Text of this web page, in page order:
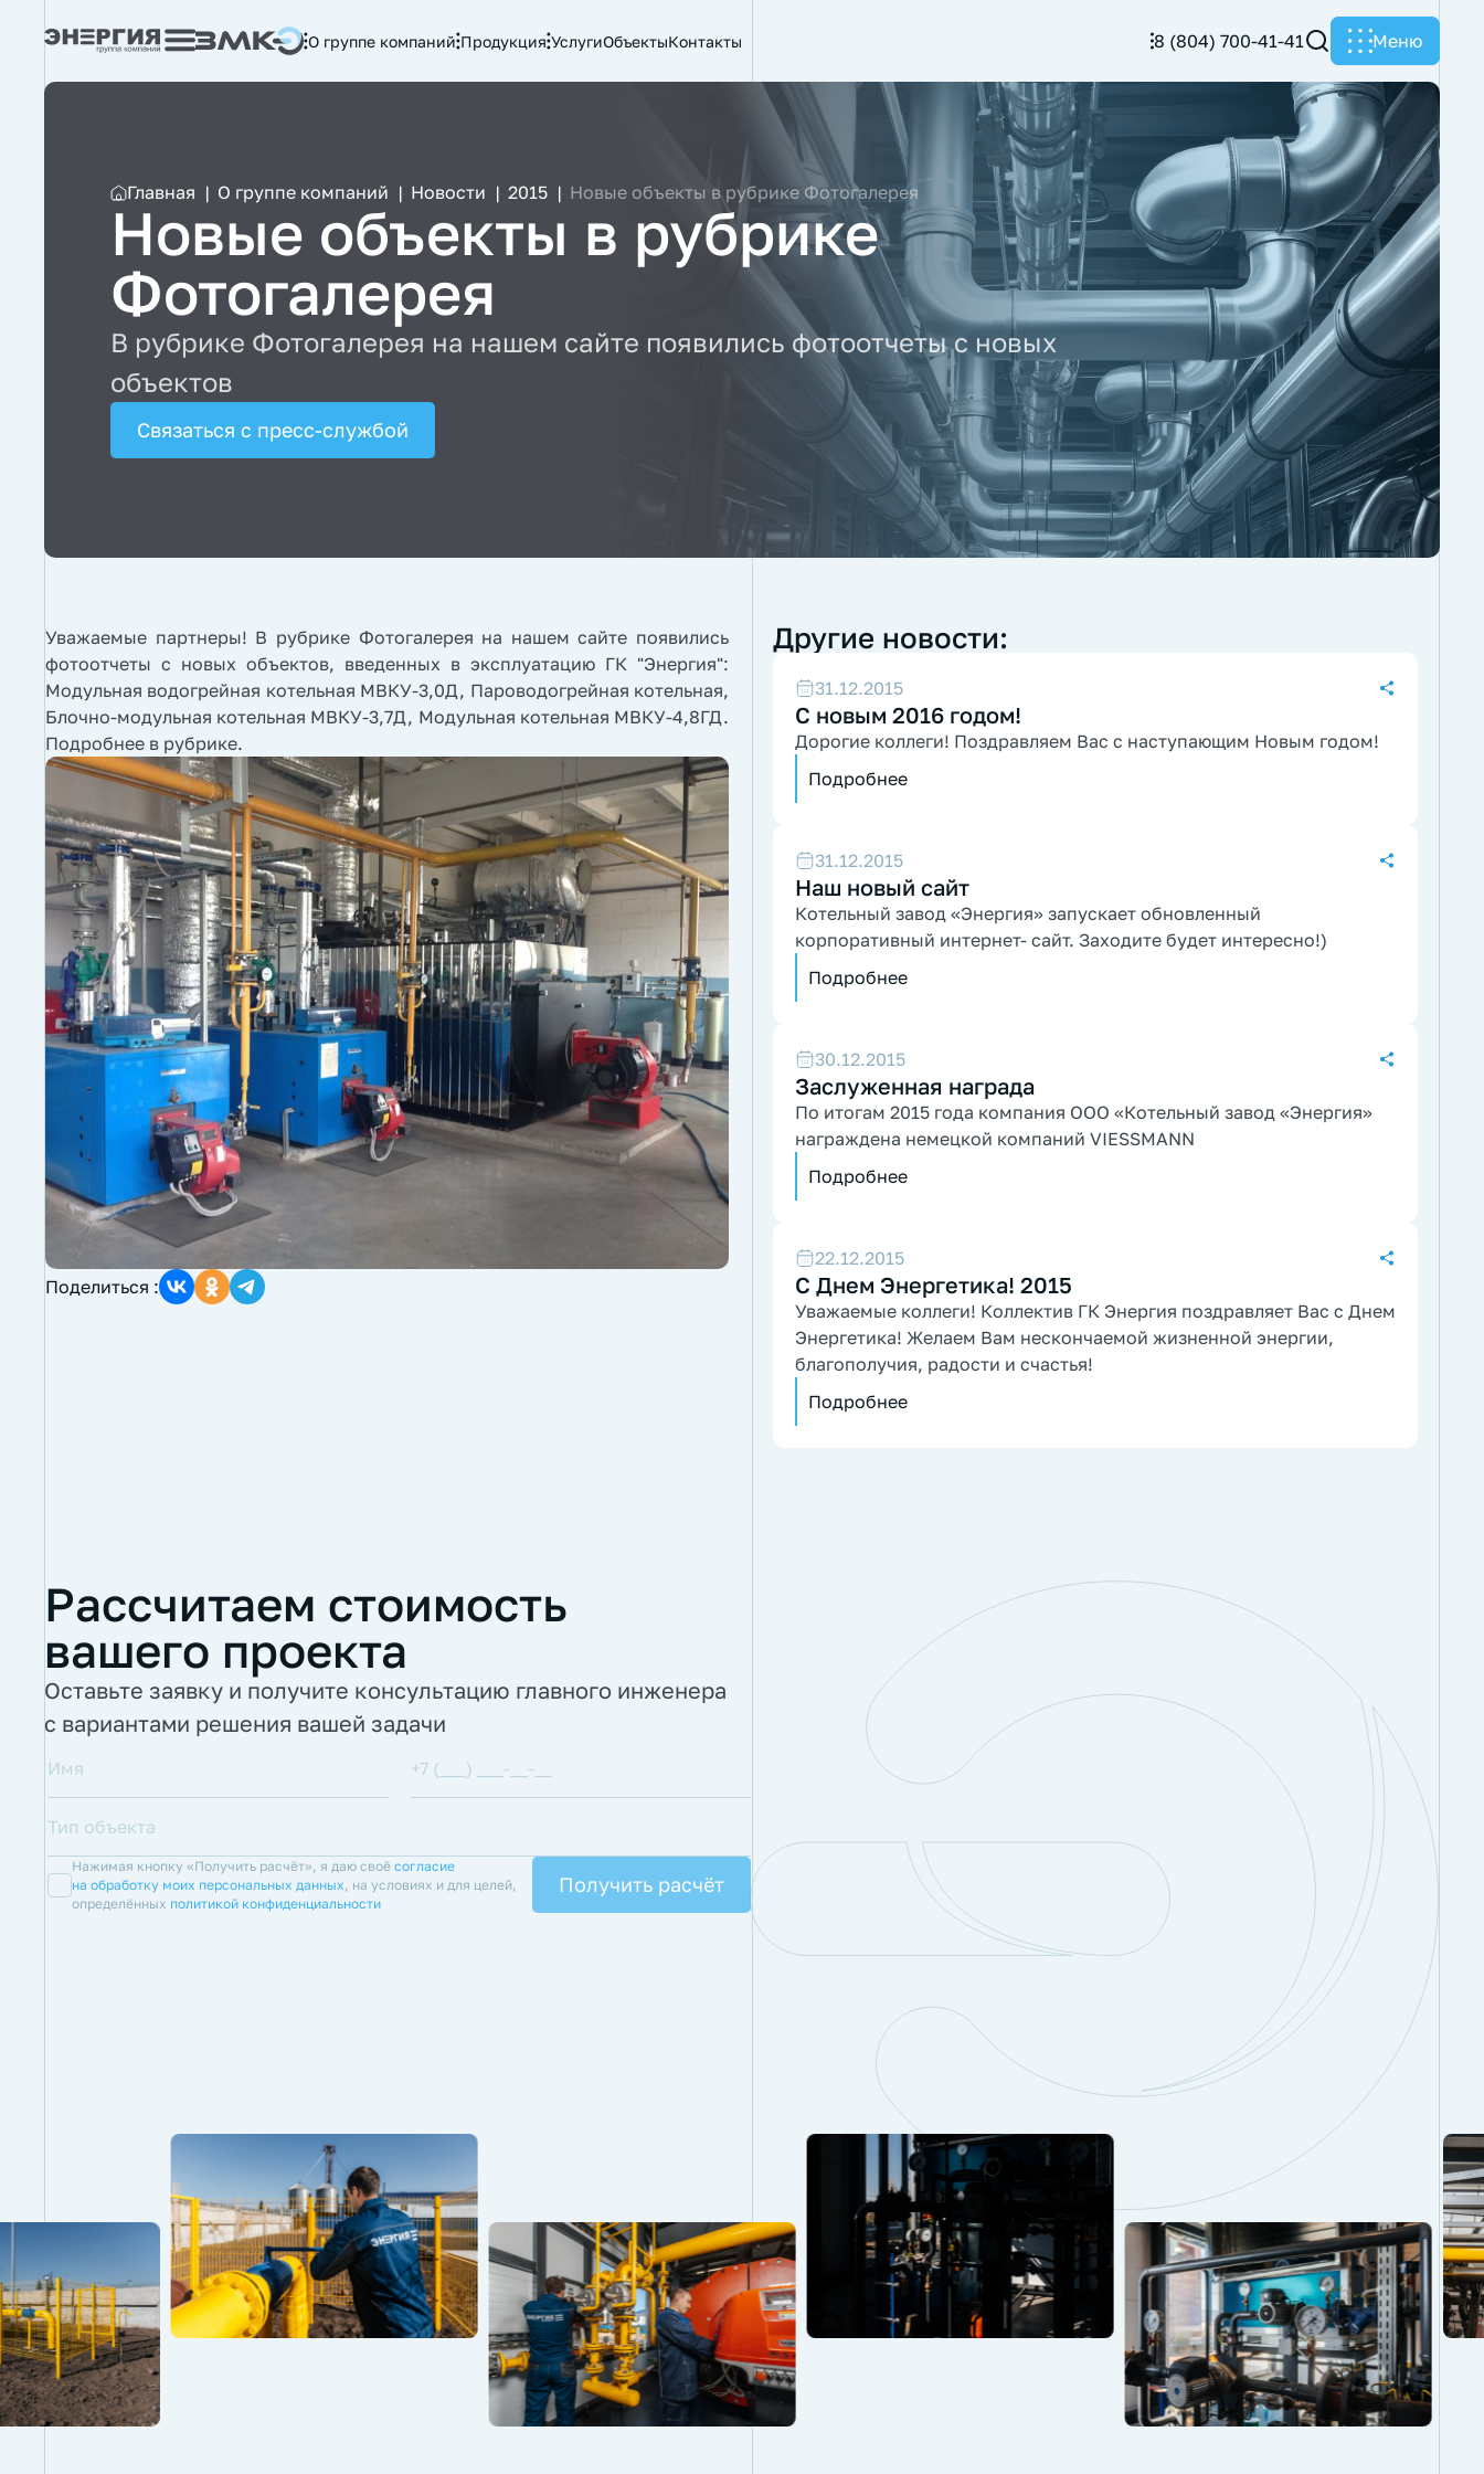
О группе компаний Продукция УслугиОбъектыКонтакты 8 (804) 700-41-41 Меню
Главная | О группе компаний | Новости | 2015 | Новые объекты в рубрике Фотогалерея
Новые объекты в рубрике
Фотогалерея
В рубрике Фотогалерея на нашем сайте появились фотоотчеты с новых
объектов
Связаться с пресс-службой
Уважаемые партнеры! В рубрике Фотогалерея на нашем сайте появились
фотоотчеты с новых объектов, введенных в эксплуатацию ГК "Энергия":
Модульная водогрейная котельная МВКУ-3,0Д, Пароводогрейная котельная,
Блочно-модульная котельная МВКУ-3,7Д, Модульная котельная МВКУ-4,8ГД.
Подробнее в рубрике.
Поделиться :
Другие новости:
31.12.2015
С новым 2016 годом!
Дорогие коллеги! Поздравляем Вас с наступающим Новым годом!
Подробнее
31.12.2015
Наш новый сайт
Котельный завод «Энергия» запускает обновленный
корпоративный интернет- сайт. Заходите будет интересно!)
Подробнее
30.12.2015
Заслуженная награда
По итогам 2015 года компания ООО «Котельный завод «Энергия»
награждена немецкой компаний VIESSMANN
Подробнее
22.12.2015
С Днем Энергетика! 2015
Уважаемые коллеги! Коллектив ГК Энергия поздравляет Вас с Днем
Энергетика! Желаем Вам нескончаемой жизненной энергии,
благополучия, радости и счастья!
Подробнее
Рассчитаем стоимость
вашего проекта
Оставьте заявку и получите консультацию главного инженера
с вариантами решения вашей задачи
Нажимая кнопку «Получить расчёт», я даю своё согласие
на обработку моих персональных данных, на условиях и для целей,
определённых политикой конфиденциальности